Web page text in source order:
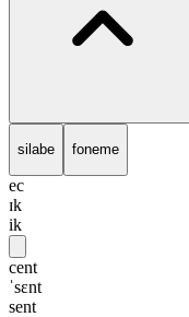
silabe foneme
ec
ɪk
ik
cent
ˈsɛnt
sent